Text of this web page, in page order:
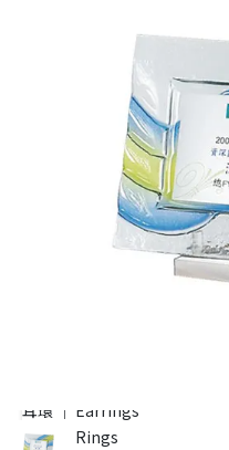
彌月金飾 ｜ Baby Set Blessing
結婚套組 ｜ Wedding Set
黃金擺件・配飾
客製化黃金商品
鑽石系列 | 𝐃𝐢𝐚𝐦𝐨𝐧𝐝
耳環 ｜ Earrings
戒指 ｜ Rings
墜子 ｜ Pendent
耳環 ｜ Earrings
戒指 ｜ Rings